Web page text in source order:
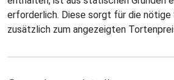
erforderlich. Diese sorgt für die
zusätzlich zum angezeigten